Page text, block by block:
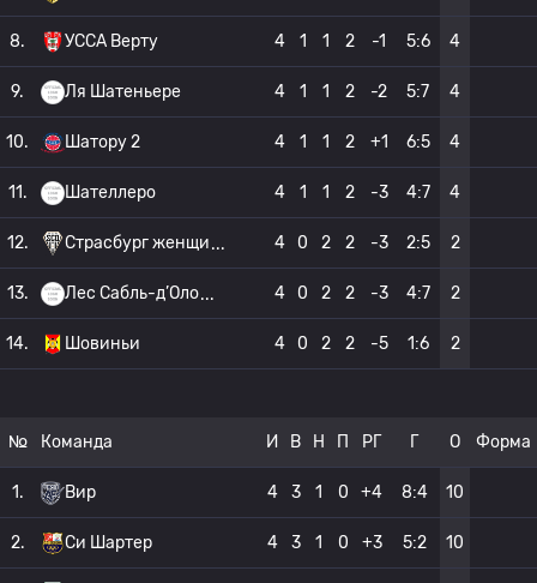
8. УССА Верту 4 1 1 2 -1 5:6 4
9. Ля Шатеньере 4 1 1 2 -2 5:7 4
10. Шатору 2 4 1 1 2 +1 6:5 4
11. Шателлеро 4 1 1 2 -3 4:7 4
12. Страсбург женщи 4 0 2 2 -3 2:5 2
13. Лес Сабль-д’Оло 4 0 2 2 -3 4:7 2
14. Шовиньи 4 0 2 2 -5 1:6 2
№ Команда И В Н П РГ Г О Форма
1. Вир 4 3 1 0 +4 8:4 10
2. Си Шартер 4 3 1 0 +3 5:2 10